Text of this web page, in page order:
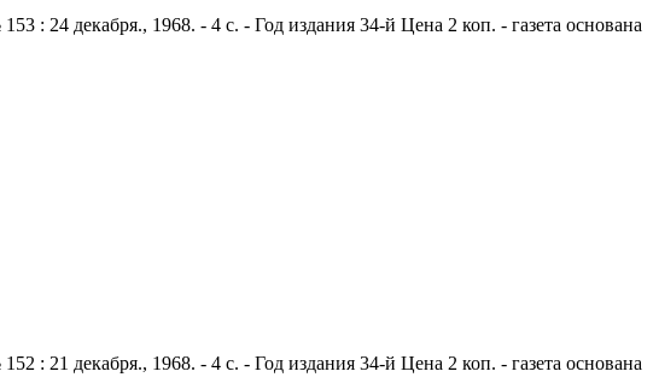
: 24 декабря., 1968. - 4 с. - Год издания 34-й Цена 2 коп. - газета основана
: 21 декабря., 1968. - 4 с. - Год издания 34-й Цена 2 коп. - газета основана